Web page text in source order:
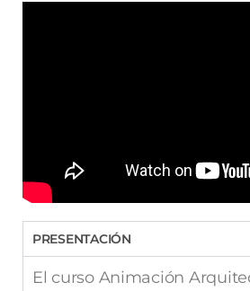
PRESENTACIÓN
El curso Animación